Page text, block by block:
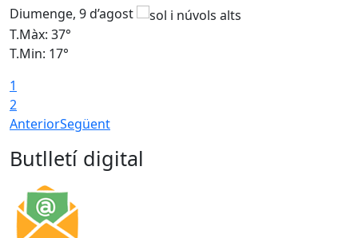
Diumenge, 9 d’agost
T.Màx: 37°
T.Min: 17°
1
2
AnteriorSegüent
Butlletí digital